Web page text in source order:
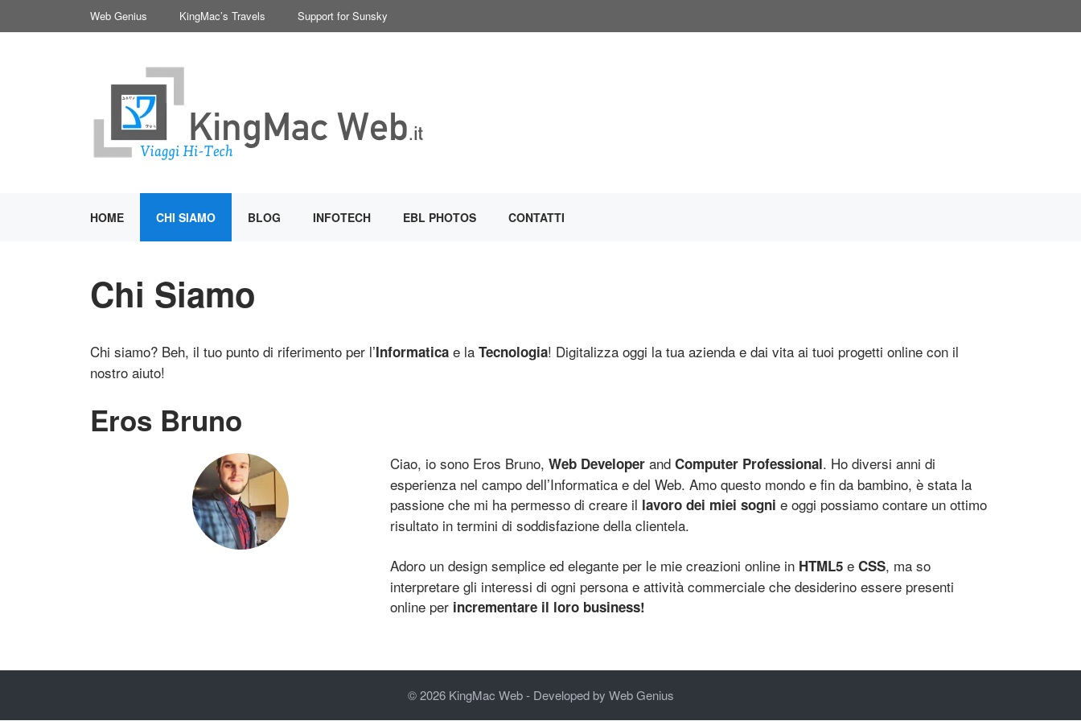
al
Web Genius KingMac’s Travels Support for Sunsky
HOME CHI SIAMO BLOG INFOTECH EBL PHOTOS CONTATTI
Chi Siamo
Chi siamo? Beh, il tuo punto di riferimento per l’Informatica e la Tecnologia! Digitalizza oggi la tua azienda e dai vita ai tuoi progetti online con il
nostro aiuto!
Eros Bruno
Ciao, io sono Eros Bruno,Web Developer andComputer Professional. Ho diversi anni di
esperienza nel campo dell’Informatica e del Web. Amo questo mondo e fin da bambino, è stata la
passione che mi ha permesso di creare il lavoro dei miei sogni e oggi possiamo contare un ottimo
risultato in termini di soddisfazione della clientela.
Adoro un design semplice ed elegante per le mie creazioni online in HTML5 eCSS, ma so
interpretare gli interessi di ogni persona e attività commerciale che desiderino essere presenti
online per incrementare il loro business!
© 2026 KingMac Web - Developed by Web Genius